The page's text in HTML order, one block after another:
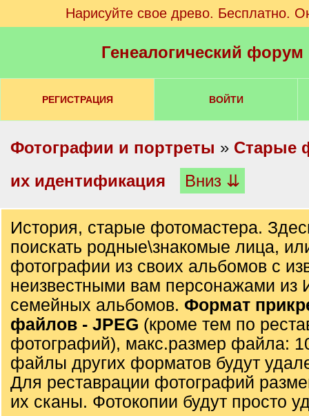
Нарисуйте свое древо. Бесплатно.
Генеалогический
РЕГИСТРАЦИЯ ВОЙТИ
Фотографии и портреты » Старые
их идентификация
Вниз ⇊
История, старые фотомастера.
поискать родные\знакомые лица,
фотографии из своих альбомов с
неизвестными вам персонажами из
семейных альбомов. Формат
файлов - JPЕG (кроме тем по
фотографий), макс.размер файла:
файлы других форматов будут
Для реставрации фотографий
их сканы. Фотокопии будут просто